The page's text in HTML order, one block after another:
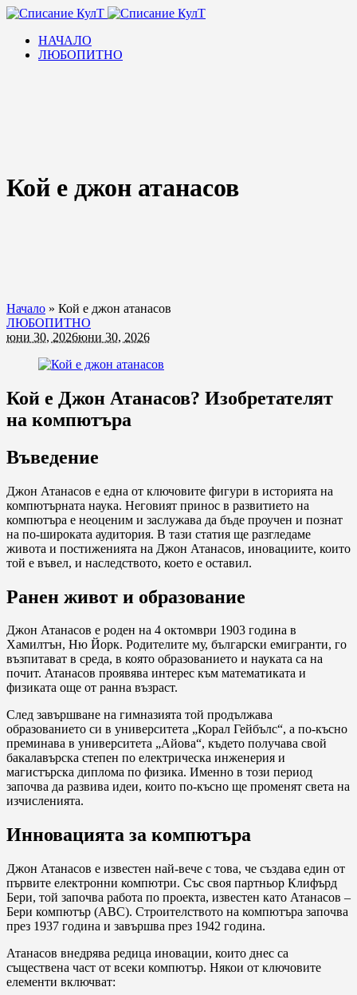
НАЧАЛО
ЛЮБОПИТНО
Кой е джон атанасов
Начало » Кой е джон атанасов
ЛЮБОПИТНО
юни 30, 2026юни 30, 2026
Кой е Джон Атанасов? Изобретателят
на компютъра
Въведение
Джон Атанасов е една от ключовите фигури в историята на
компютърната наука. Неговият принос в развитието на
компютъра е неоценим и заслужава да бъде проучен и познат
на по-широката аудитория. В тази статия ще разгледаме
живота и постиженията на Джон Атанасов, иновациите, които
той е въвел, и наследството, което е оставил.
Ранен живот и образование
Джон Атанасов е роден на 4 октомври 1903 година в
Хамилтън, Ню Йорк. Родителите му, български емигранти, го
възпитават в среда, в която образованието и науката са на
почит. Атанасов проявява интерес към математиката и
физиката още от ранна възраст.
След завършване на гимназията той продължава
образованието си в университета „Корал Гейбълс“, а по-късно
преминава в университета „Айова“, където получава свой
бакалавърска степен по електрическа инженерия и
магистърска диплома по физика. Именно в този период
започва да развива идеи, които по-късно ще променят света на
изчисленията.
Инновацията за компютъра
Джон Атанасов е известен най-вече с това, че създава един от
първите електронни компютри. Със своя партньор Клифърд
Бери, той започва работа по проекта, известен като Атанасов –
Бери компютър (АВС). Строителството на компютъра започва
през 1937 година и завършва през 1942 година.
Атанасов внедрява редица иновации, които днес са
съществена част от всеки компютър. Някои от ключовите
елементи включват: